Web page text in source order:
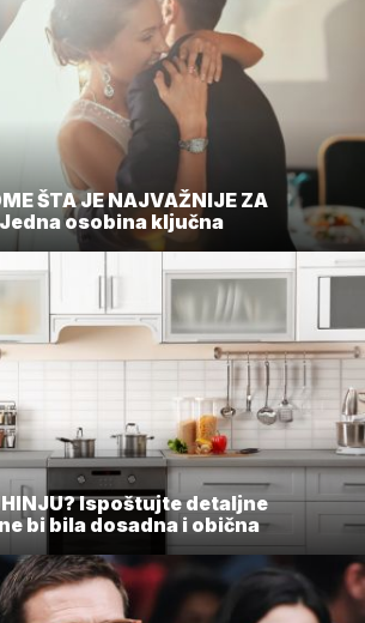
ŠTA JE NAJVAŽNIJE ZA
Jedna osobina ključna
Ispoštujte detaljne
bi bila dosadna i obična